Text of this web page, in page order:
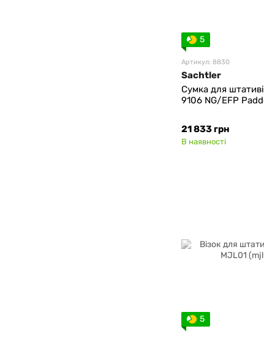
5
Артикул: 8830
Sachtler
Сумка для
9106 NG/EFP
21 833 грн
В наявності
5